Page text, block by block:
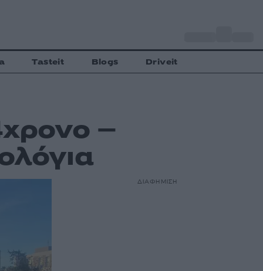
Tasteit Blogs Driveit
–
ΔΙΑΦΗΜΙΣΗ